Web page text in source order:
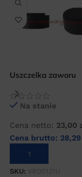
Uszczelka zaworu
kompresora
Na stanie
Cena netto: 23,00
Cena brutto: 28,29
DODAJ DO KOSZYKA
SKU: VR00121U